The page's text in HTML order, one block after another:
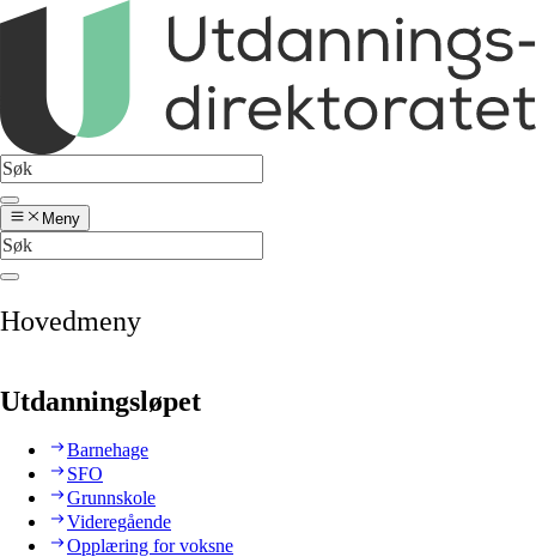
Meny
Hovedmeny
Utdanningsløpet
Barnehage
SFO
Grunnskole
Videregående
Opplæring for voksne